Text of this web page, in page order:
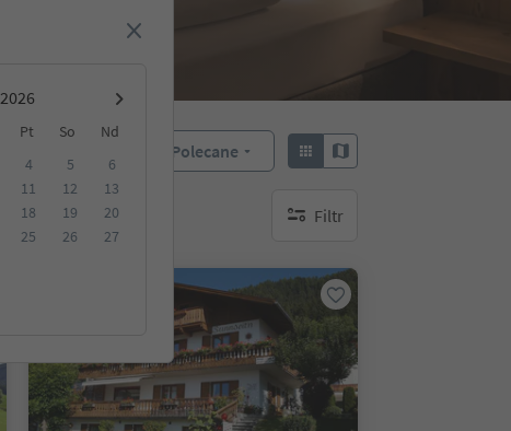
Pt So
Nd
4 5
6
11 12
13
18 19
20
25 26
27
Polecane
Filtr
brak aktywnych filtrów